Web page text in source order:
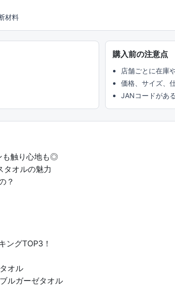
材料
購入前の注意点
店舗ごとに在庫
価格、サイズ、
JANコードがあ
も触り心地も◎
タオルの魅力
？
ングTOP3！
オル
ルガーゼタオル